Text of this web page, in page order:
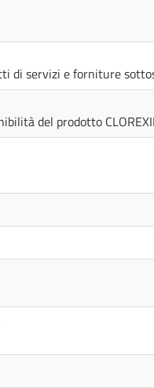
di servizi e forniture
del prodotto